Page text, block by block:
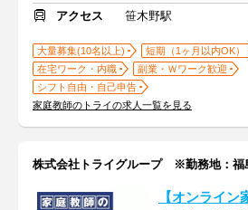
アクセス
笹木野駅
大量募集(10名以上)
短期（1ヶ月以内OK）
在宅ワーク・内職
副業・Ｗワーク歓迎
シフト自由・自己申告
家庭教師のトライの求人一覧を見る
株式会社トライグループ ※勤務地：福
【オンライ